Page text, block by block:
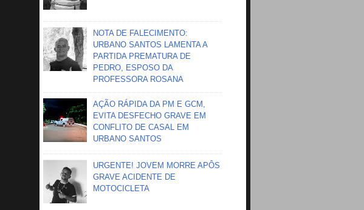
NOTA DE FALECIMENTO:
URBANO SANTOS LAMENTA A
PARTIDA PREMATURA DE
PEDRO, ESPOSO DA
PROFESSORA ROSANA
AÇÃO RÁPIDA DA PM E GCM,
EVITA DESFECHO GRAVE EM
CONFLITO DE CASAL EM
URBANO SANTOS
URGENTE! JOVEM MORRE APÔS
GRAVE ACIDENTE DE
MOTOCICLETA